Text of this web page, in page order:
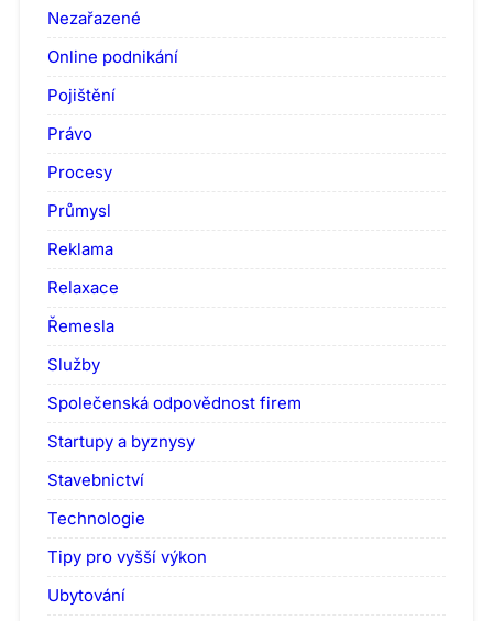
Nezařazené
Online podnikání
Pojištění
Právo
Procesy
Průmysl
Reklama
Relaxace
Řemesla
Služby
Společenská odpovědnost firem
Startupy a byznysy
Stavebnictví
Technologie
Tipy pro vyšší výkon
Ubytování